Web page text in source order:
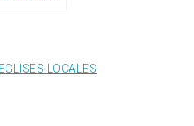
EGLISES LOCALES